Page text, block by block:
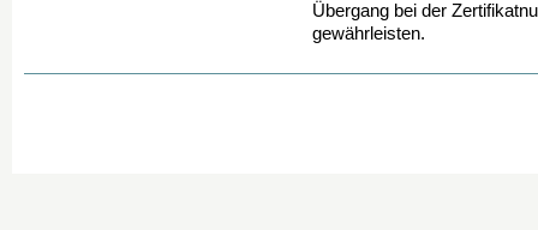
Übergang bei der
gewährleisten.